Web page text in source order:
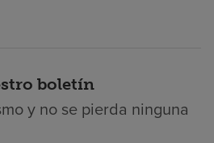
boletín
y no se pierda ninguna